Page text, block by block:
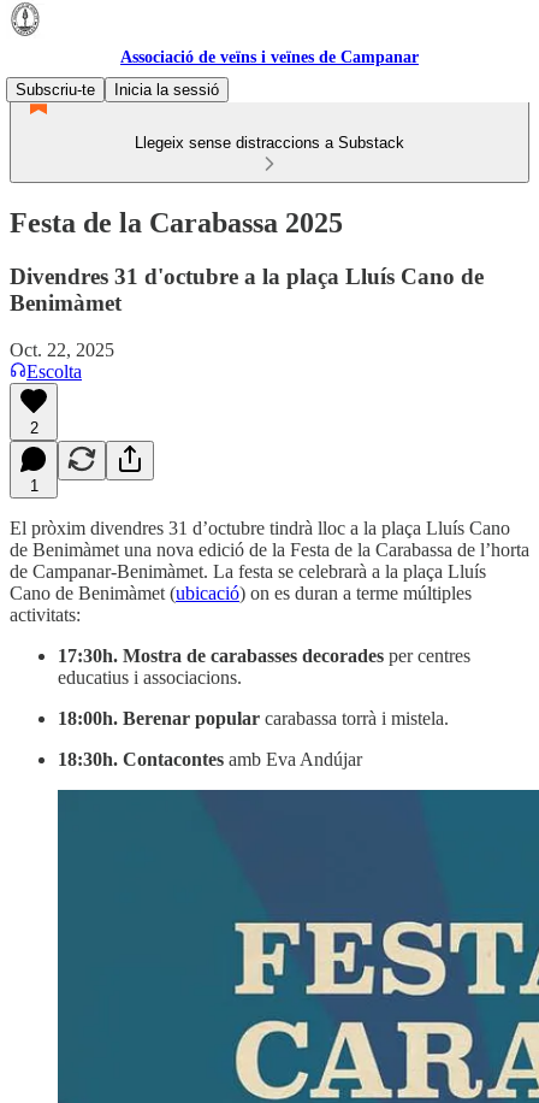
Associació de veïns i veïnes de Campanar
Subscriu-te
Inicia la sessió
Llegeix sense distraccions a Substack
Festa de la Carabassa 2025
Divendres 31 d'octubre a la plaça Lluís Cano de
Benimàmet
Oct. 22, 2025
Escolta
2
1
El pròxim divendres 31 d’octubre tindrà lloc a la plaça Lluís Cano
de Benimàmet una nova edició de la Festa de la Carabassa de l’horta
de Campanar-Benimàmet. La festa se celebrarà a la plaça Lluís
Cano de Benimàmet (ubicació) on es duran a terme múltiples
activitats:
17:30h. Mostra de carabasses decorades per centres
educatius i associacions.
18:00h. Berenar popular carabassa torrà i mistela.
18:30h. Contacontes amb Eva Andújar